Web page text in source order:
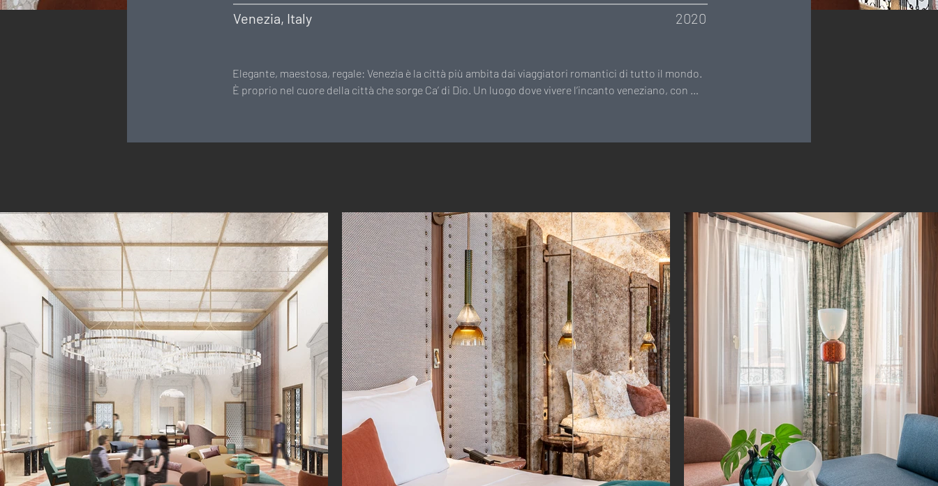
Venezia, Italy 2020
Elegante, maestosa, regale: Venezia è la città più ambita dai viaggiatori romantici di tutto il mondo.
È proprio nel cuore della città che sorge Ca’ di Dio. Un luogo dove vivere l’incanto veneziano, con
due anime della città: da una parte, il rigore dell’edificio e la “severità” della struttura originale,